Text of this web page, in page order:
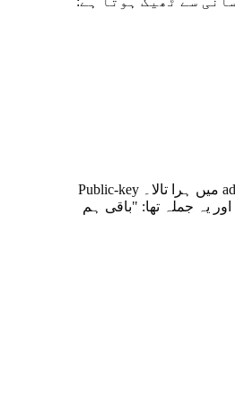
یہ وہی trick ہے جو public-key cryptography نے پچاس سال پہلے کی تھی۔ Mathematicians نے RSA اور Diffie-Hellman دریافت کیے، اور دنیا کو بیچا address bar میں ہرا تالا۔ Public-key
cryptography کوئی نہیں خریدتا۔ لوگ خریدتے ہیں "یہ site safe ہے۔" Stripe کو generational company بنانے والی چیز اس کا API نہیں تھا۔ سات lines of code اور یہ جملہ تھا: "باقی ہم